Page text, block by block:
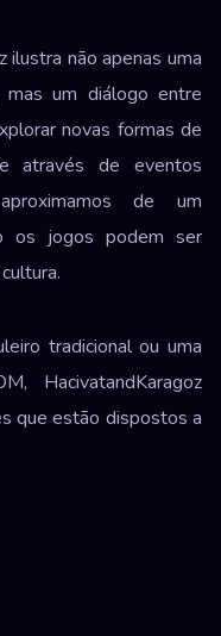
ilustra não apenas uma
um diálogo entre
novas formas de
através de eventos
de um
os jogos podem ser
tradicional ou uma
HacivatandKaragoz
que estão dispostos a